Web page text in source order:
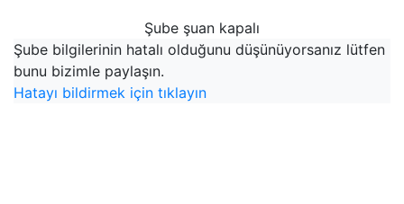
Şube şuan kapalı
Şube bilgilerinin hatalı olduğunu düşünüyorsanız lütfen
bunu bizimle paylaşın.
Hatayı bildirmek için tıklayın